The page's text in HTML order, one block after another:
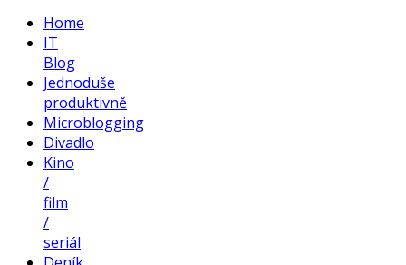
Home
IT
Blog
Jednoduše
produktivně
Microblogging
Divadlo
Kino
/
film
/
seriál